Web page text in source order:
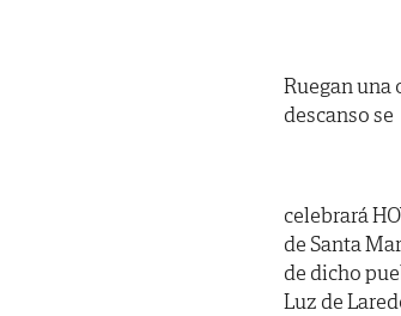
Ruegan una
descanso se
celebrará
de Santa
de dicho
Luz de